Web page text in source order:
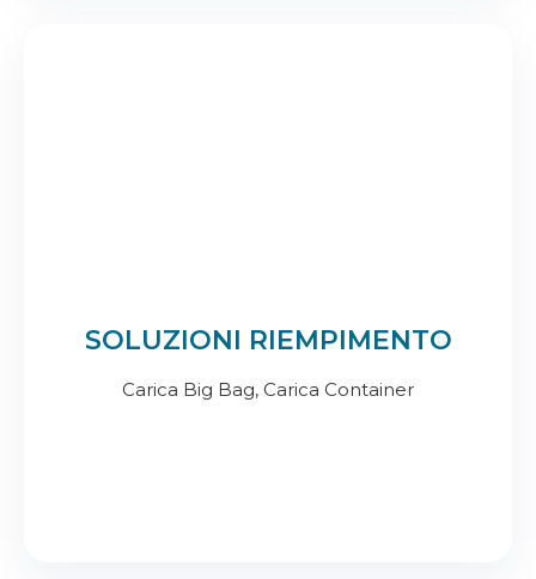
SOLUZIONI RIEMPIMENTO
Carica Big Bag, Carica Container